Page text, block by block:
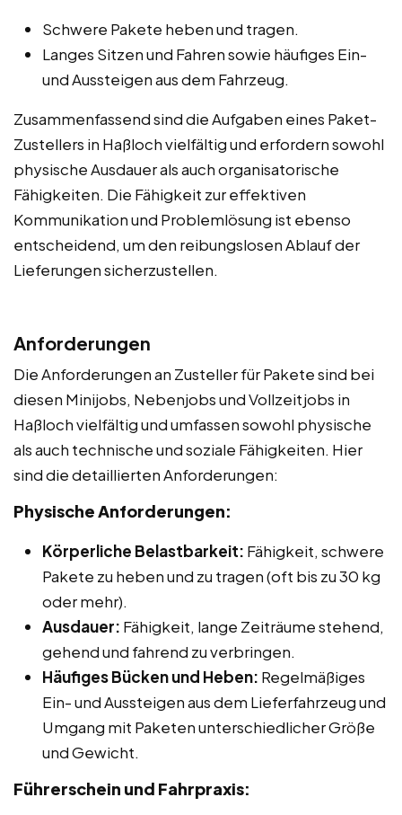
Schwere Pakete heben und tragen.
Langes Sitzen und Fahren sowie häufiges Ein-
und Aussteigen aus dem Fahrzeug.
Zusammenfassend sind die Aufgaben eines Paket-
Zustellers in Haßloch vielfältig und erfordern sowohl
physische Ausdauer als auch organisatorische
Fähigkeiten. Die Fähigkeit zur effektiven
Kommunikation und Problemlösung ist ebenso
entscheidend, um den reibungslosen Ablauf der
Lieferungen sicherzustellen.
Anforderungen
Die Anforderungen an Zusteller für Pakete sind bei
diesen Minijobs, Nebenjobs und Vollzeitjobs in
Haßloch vielfältig und umfassen sowohl physische
als auch technische und soziale Fähigkeiten. Hier
sind die detaillierten Anforderungen:
Physische Anforderungen:
Körperliche Belastbarkeit: Fähigkeit, schwere
Pakete zu heben und zu tragen (oft bis zu 30 kg
oder mehr).
Ausdauer: Fähigkeit, lange Zeiträume stehend,
gehend und fahrend zu verbringen.
Häufiges Bücken und Heben: Regelmäßiges
Ein- und Aussteigen aus dem Lieferfahrzeug und
Umgang mit Paketen unterschiedlicher Größe
und Gewicht.
Führerschein und Fahrpraxis: